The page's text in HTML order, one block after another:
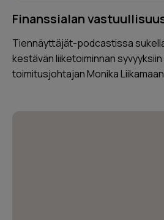
Finanssialan
Tiennäyttäjät-podcastissa
kestävän liiketoiminnan
toimitusjohtajan Monika